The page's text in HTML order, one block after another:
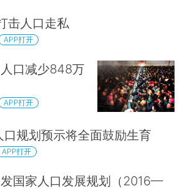
击人口走私
APP打开
口减少848万
APP打开
规划预示将全面鼓励生育
APP打开
国家人口发展规划（2016—